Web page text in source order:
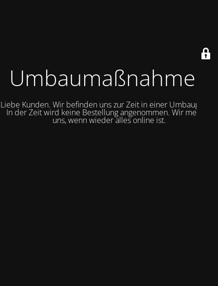
Umbaumaßnahmen
Liebe Kunden. Wir befinden uns zur Zeit in einer Umbauphase.
In der Zeit wird keine Bestellung angenommen. Wir melden
uns, wenn wieder alles online ist.